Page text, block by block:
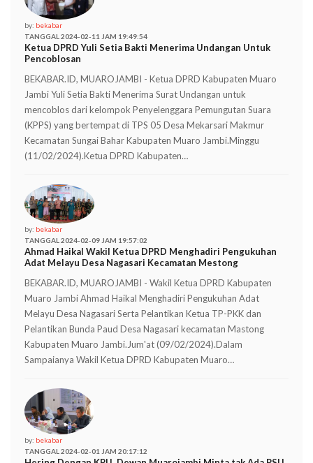
by: bekabar
TANGGAL 2024-02-11 JAM 19:49:54
Ketua DPRD Yuli Setia Bakti Menerima Undangan Untuk
Pencoblosan
BEKABAR.ID, MUAROJAMBI - Ketua DPRD Kabupaten Muaro
Jambi Yuli Setia Bakti Menerima Surat Undangan untuk
mencoblos dari kelompok Penyelenggara Pemungutan Suara
(KPPS) yang bertempat di TPS 05 Desa Mekarsari Makmur
Kecamatan Sungai Bahar Kabupaten Muaro Jambi.Minggu
(11/02/2024).Ketua DPRD Kabupaten…
by: bekabar
TANGGAL 2024-02-09 JAM 19:57:02
Ahmad Haikal Wakil Ketua DPRD Menghadiri Pengukuhan
Adat Melayu Desa Nagasari Kecamatan Mestong
BEKABAR.ID, MUAROJAMBI - Wakil Ketua DPRD Kabupaten
Muaro Jambi Ahmad Haikal Menghadiri Pengukuhan Adat
Melayu Desa Nagasari Serta Pelantikan Ketua TP-PKK dan
Pelantikan Bunda Paud Desa Nagasari kecamatan Mastong
Kabupaten Muaro Jambi.Jum'at (09/02/2024).Dalam
Sampaianya Wakil Ketua DPRD Kabupaten Muaro…
by: bekabar
TANGGAL 2024-02-01 JAM 20:17:12